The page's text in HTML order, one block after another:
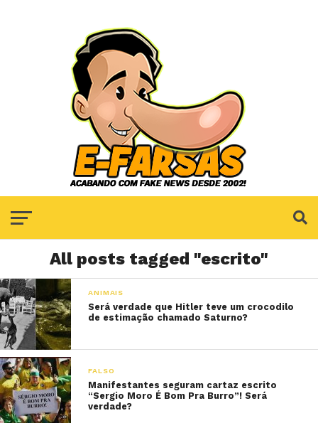
All posts tagged "escrito"
ANIMAIS
Será verdade que Hitler teve um crocodilo
de estimação chamado Saturno?
FALSO
Manifestantes seguram cartaz escrito
“Sergio Moro É Bom Pra Burro”! Será
verdade?